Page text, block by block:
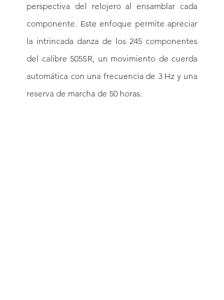
perspectiva del relojero al ensamblar cada
componente. Este enfoque permite apreciar
la intrincada danza de los 245 componentes
del calibre 505SR, un movimiento de cuerda
automática con una frecuencia de 3 Hz y una
reserva de marcha de 50 horas.